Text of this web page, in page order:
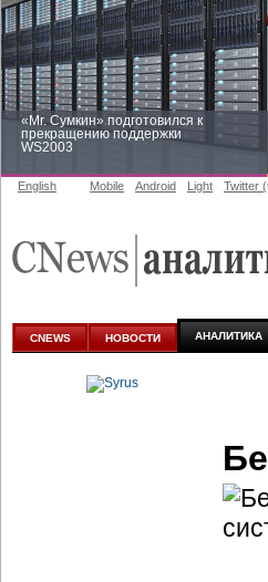
«Mr. Сумкин» подготовился к
прекращению поддержки
WS2003
аналитике
English Mobile Android Light Twitter
CNEWS НОВОСТИ АНАЛИТИКА